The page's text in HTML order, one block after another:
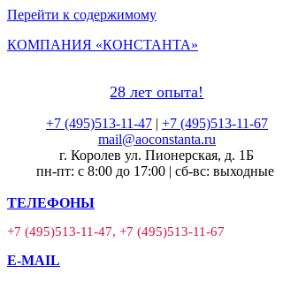
Перейти к содержимому
КОМПАНИЯ «КОНСТАНТА»
28 лет опыта!
+7 (495)513-11-47| +7 (495)513-11-67
mail@aoconstanta.ru
г. Королев ул. Пионерская, д. 1Б
пн-пт: с 8:00 до 17:00 | сб-вс: выходные
ТЕЛЕФОНЫ
+7 (495)513-11-47, +7 (495)513-11-67
E-MAIL